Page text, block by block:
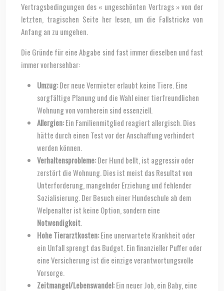
Vertragsbedingungen des « ungeschönten Vertrags » von der
letzten, tragischen Seite her lesen, um die Fallstricke von
Anfang an zu umgehen.
Die Gründe für eine Abgabe sind fast immer dieselben und fast
immer vorhersehbar:
Umzug:Der neue Vermieter erlaubt keine Tiere. Eine
sorgfältige Planung und die Wahl einer tierfreundlichen
Wohnung von vornherein sind essenziell.
Allergien:Ein Familienmitglied reagiert allergisch. Dies
hätte durch einen Test vor der Anschaffung verhindert
werden können.
Verhaltensprobleme:Der Hund bellt, ist aggressiv oder
zerstört die Wohnung. Dies ist meist das Resultat von
Unterforderung, mangelnder Erziehung und fehlender
Sozialisierung. Der Besuch einer Hundeschule ab dem
Welpenalter ist keine Option, sondern eine
Notwendigkeit
Hohe Tierarztkosten:Eine unerwartete Krankheit oder
ein Unfall sprengt das Budget. Ein finanzieller Puffer oder
eine Versicherung ist die einzige verantwortungsvolle
Vorsorge.
Zeitmangel/Lebenswandel:Ein neuer Job, ein Baby, eine